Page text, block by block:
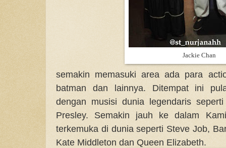
Jackie Chan
semakin memasuki area ada para
batman dan lainnya. Ditempat ini
dengan musisi dunia legendaris
Presley. Semakin jauh ke dalam
terkemuka di dunia seperti Steve Job,
Kate Middleton dan Queen Elizabeth.